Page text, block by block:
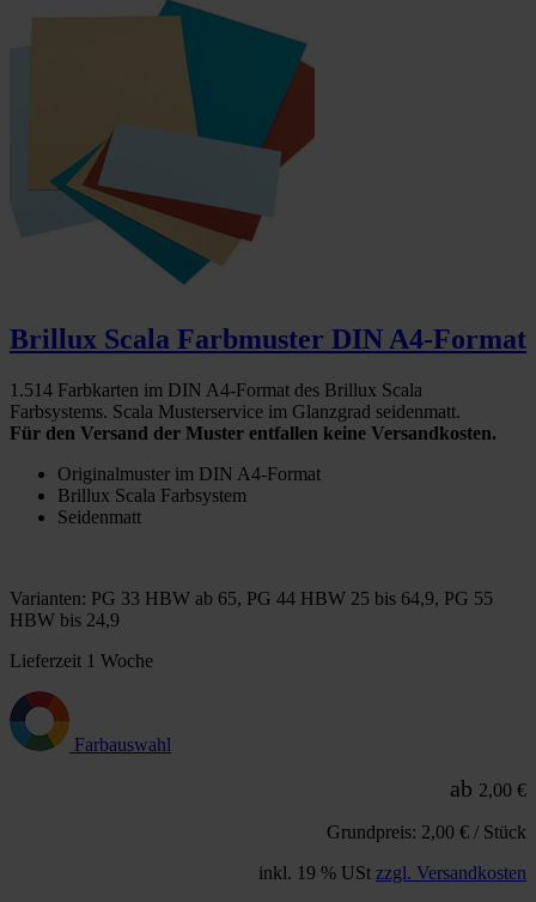
Brillux Scala Farbmuster DIN A4-Format
1.514 Farbkarten im DIN A4-Format des Brillux Scala
Farbsystems. Scala Musterservice im Glanzgrad seidenmatt.
Für den Versand der Muster entfallen keine Versandkosten.
Originalmuster im DIN A4-Format
Brillux Scala Farbsystem
Seidenmatt
Varianten: PG 33 HBW ab 65, PG 44 HBW 25 bis 64,9, PG 55
HBW bis 24,9
Lieferzeit 1 Woche
Farbauswahl
ab 2,00 €
Grundpreis: 2,00 € / Stück
inkl. 19 % USt zzgl. Versandkosten